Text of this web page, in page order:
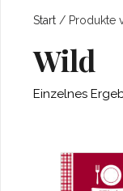
Start / Produkte
Wild
Einzelnes